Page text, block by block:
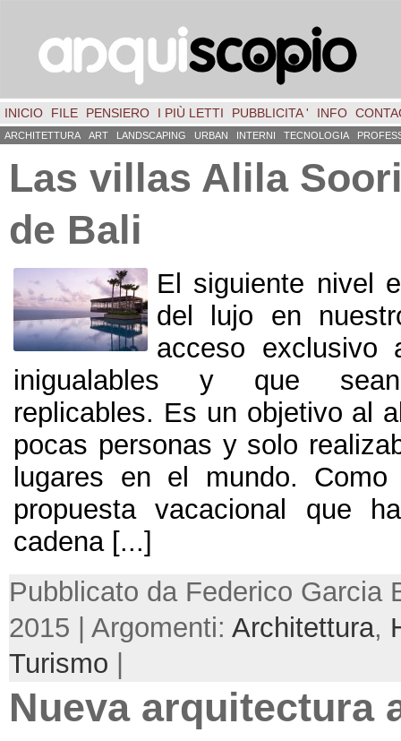
INICIO FILE PENSIERO I PIÙ LETTI PUBBLICITA ' INFO
ARCHITETTURA ART LANDSCAPING URBAN INTERNI TECNOLOGIA
Las villas Alila
de Bali
El siguiente nivel
del lujo en
acceso exclusivo
inigualables y que
replicables. Es un objetivo al
pocas personas y solo
lugares en el mundo.
propuesta vacacional que
cadena[...]
Pubblicato da Federico Garcia
2015 | Argomenti: Architettura,
Turismo |
Nueva arquitectura